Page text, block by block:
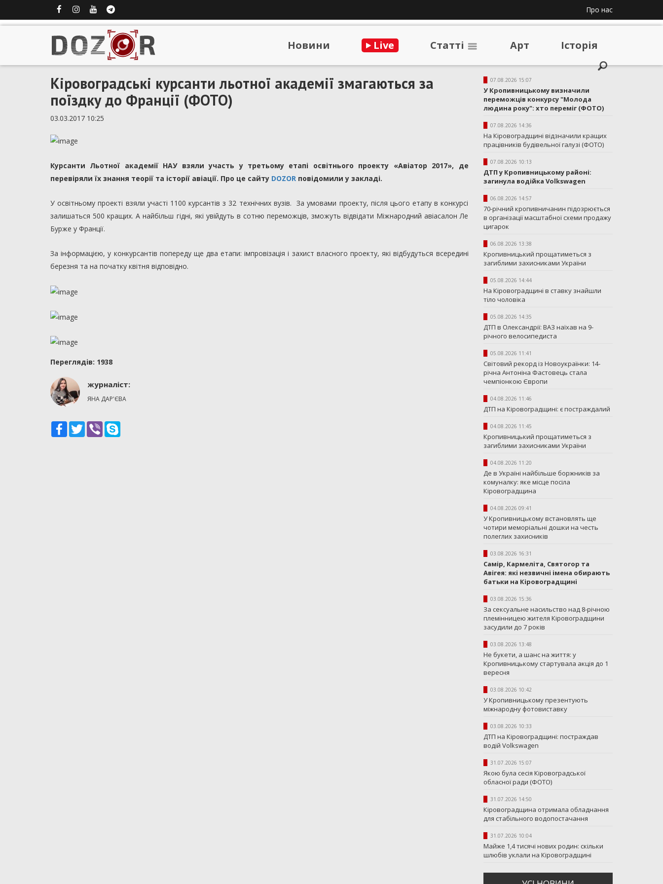
Про нас
Новини Live Статтi Арт Iсторiя
Кіровоградські курсанти льотної академії змагаються за
поїздку до Франції (ФОТО)
03.03.2017 10:25
Курсанти Льотної академії НАУ взяли участь у третьому етапі освітнього проекту «Авіатор 2017», де
перевіряли їх знання теорії та історії авіації. Про це сайту DOZOR повідомили у закладі.
У освітньому проекті взяли участі 1100 курсантів з 32 технічних вузів. За умовами проекту, після цього етапу в конкурсі
залишаться 500 кращих. А найбільш гідні, які увійдуть в сотню переможців, зможуть відвідати Міжнародний авіасалон Ле
Бурже у Франції.
За інформацією, у конкурсантів попереду ще два етапи: імпровізація і захист власного проекту, які відбудуться всередині
березня та на початку квітня відповідно.
Переглядiв: 1938
журналіст:
ЯНА ДАР'ЄВА
Facebook
TwitterViber
07.08.2026 15:07
У Кропивницькому визначили
переможців конкурсу "Молода
людина року": хто переміг (ФОТО)
07.08.2026 14:36
На Кіровоградщині відзначили кращих
працівників будівельної галузі (ФОТО)
07.08.2026 10:13
ДТП у Кропивницькому районі:
загинула водійка Volkswagen
06.08.2026 14:57
70-річний кропивничанин підозрюється
в організації масштабної схеми продажу
цигарок
06.08.2026 13:38
Кропивницький прощатиметься з
загиблими захисниками України
05.08.2026 14:44
На Кіровоградщині в ставку знайшли
тіло чоловіка
05.08.2026 14:35
ДТП в Олександрії: ВАЗ наїхав на 9-
річного велосипедиста
05.08.2026 11:41
Світовий рекорд із Новоукраїнки: 14-
річна Антоніна Фастовець стала
чемпіонкою Європи
04.08.2026 11:46
ДТП на Кіровоградщині: є постраждалий
04.08.2026 11:45
Кропивницький прощатиметься з
загиблими захисниками України
04.08.2026 11:20
Де в Україні найбільше боржників за
комуналку: яке місце посіла
Кіровоградщина
04.08.2026 09:41
У Кропивницькому встановлять ще
чотири меморіальні дошки на честь
полеглих захисників
03.08.2026 16:31
Самір, Кармеліта, Святогор та
Авігея: які незвичні імена обирають
батьки на Кіровоградщині
03.08.2026 15:36
За сексуальне насильство над 8-річною
племінницею жителя Кіровоградщини
засудили до 7 років
03.08.2026 13:48
Не букети, а шанс на життя: у
Кропивницькому стартувала акція до 1
вересня
03.08.2026 10:42
У Кропивницькому презентують
міжнародну фотовиставку
03.08.2026 10:33
ДТП на Кіровоградщині: постраждав
водій Volkswagen
31.07.2026 15:07
Якою була сесія Кіровоградської
обласної ради (ФОТО)
31.07.2026 14:50
Кіровоградщина отримала обладнання
для стабільного водопостачання
31.07.2026 10:04
Майже 1,4 тисячі нових родин: скільки
шлюбів уклали на Кіровоградщині